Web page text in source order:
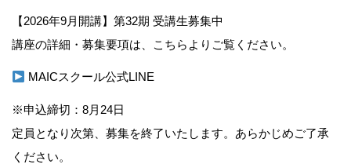
【2026年9月開講】第32期 受講生募集中
講座の詳細・募集要項は、こちらよりご覧ください。
MAICスクール公式LINE
※申込締切：8月24日
定員となり次第、募集を終了いたします。あらかじめご了承
ください。